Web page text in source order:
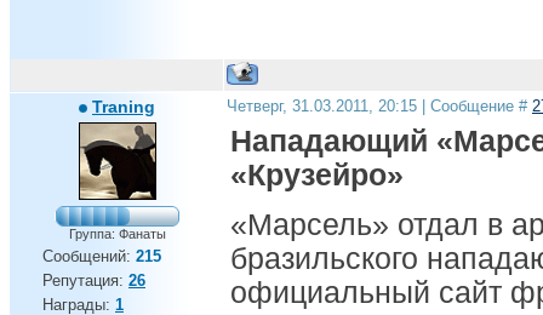
Traning
Группа: Фанаты
Сообщений: 215
Репутация: 26
Награды: 1
Четверг, 31.03.2011, 20:15 | Сообщение #
Нападающий
«Крузейро»
«Марсель» отдал в
бразильского
официальный сайт